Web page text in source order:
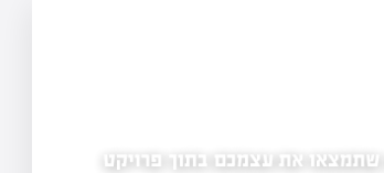
עצמכם בתוך פרויקט